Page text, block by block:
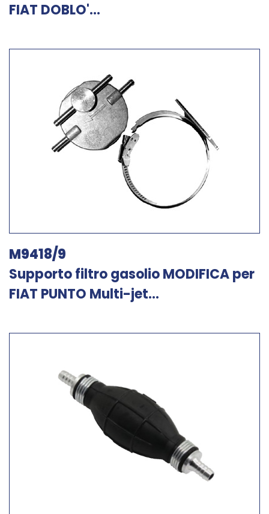
FIAT DOBLO'...
M9418/9
Supporto filtro gasolio MODIFICA per
FIAT PUNTO Multi-jet...